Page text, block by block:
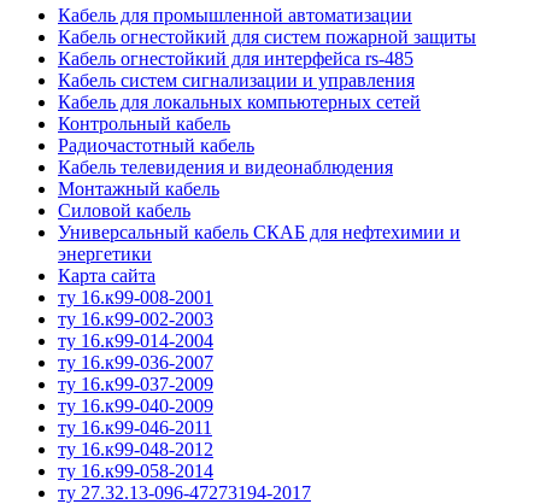
Кабель для промышленной автоматизации
Кабель огнестойкий для систем пожарной защиты
Кабель огнестойкий для интерфейса rs-485
Кабель систем сигнализации и управления
Кабель для локальных компьютерных сетей
Контрольный кабель
Радиочастотный кабель
Кабель телевидения и видеонаблюдения
Монтажный кабель
Силовой кабель
Универсальный кабель СКАБ для нефтехимии и
энергетики
Карта сайта
ту 16.к99-008-2001
ту 16.к99-002-2003
ту 16.к99-014-2004
ту 16.к99-036-2007
ту 16.к99-037-2009
ту 16.к99-040-2009
ту 16.к99-046-2011
ту 16.к99-048-2012
ту 16.к99-058-2014
ту 27.32.13-096-47273194-2017